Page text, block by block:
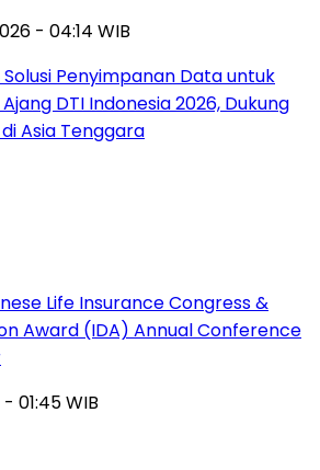
- 04:14 WIB
Solusi Penyimpanan Data untuk
DTI Indonesia 2026, Dukung
Asia Tenggara
Life Insurance Congress &
Award (IDA) Annual Conference
01:45 WIB